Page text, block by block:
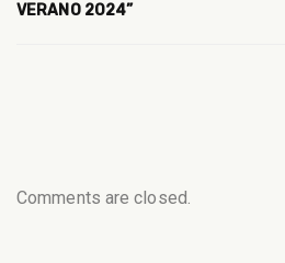
VERANO 2024”
Comments are closed.